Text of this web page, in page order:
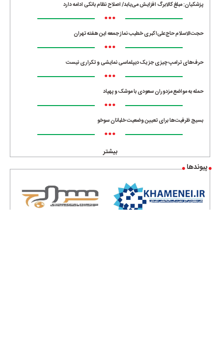
پزشکیان: مبلغ کالابرگ افزایش می‌یابد/ اصلاح نظام بانکی ادامه دارد
•••
حجت‌الاسلام حاج‌علی‌اکبری خطیب نماز جمعه این هفته تهران
•••
حرف‌های ترامپ چیزی جز یک دیپلماسی نمایشی و تکراری نیست
•••
حمله به مواضع مزدوران سعودی با موشک و پهپاد
•••
بسیج ظرفیت‌ها برای تعیین وضعیت خلبانان سوخو
•••
بیشتر
پیوندها